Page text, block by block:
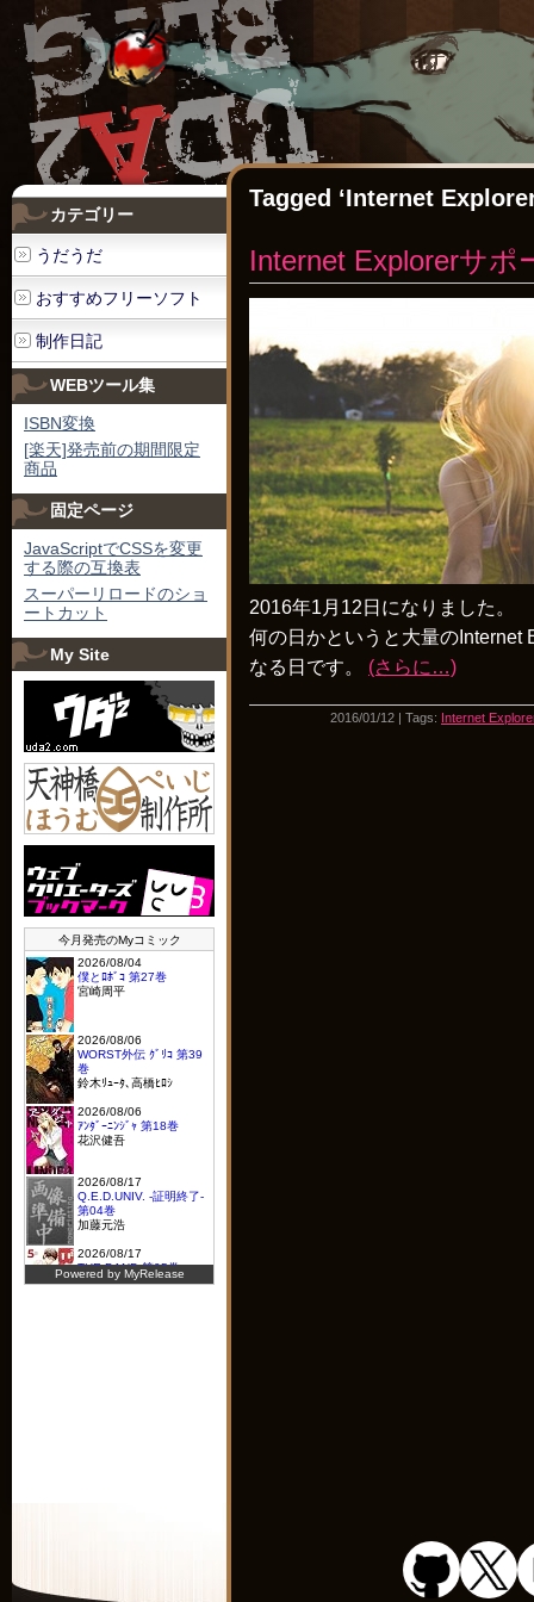
Tagged ‘Internet
Internet Explorerサポ
2016年1月12日になりました。
何の日かというと大量のInternet
なる日です。 (さらに…)
2016/01/12 | Tags: Internet
カテゴリー
うだうだ
おすすめフリーソフト
制作日記
WEBツール集
ISBN変換
[楽天]発売前の期間限定
商品
固定ページ
JavaScriptでCSSを変更
する際の互換表
スーパーリロードのショ
ートカット
My Site